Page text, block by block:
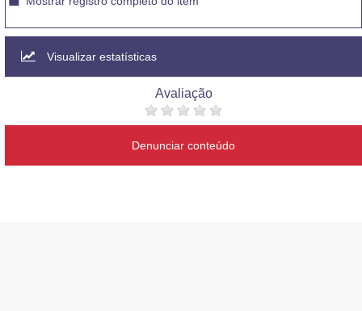
Visualizar estatísticas
Avaliação
Denunciar conteúdo